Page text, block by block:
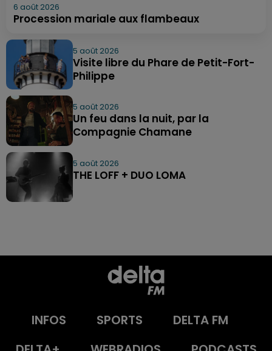
6 août 2026
Procession mariale aux flambeaux
5 août 2026
Visite libre du Phare de Petit-Fort-
Philippe
5 août 2026
Un feu dans la nuit, par la
Compagnie Chamane
5 août 2026
THE LOFF + DUO LOMA
INFOS SPORTS
DELTA FM